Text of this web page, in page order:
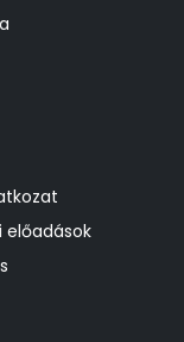
előadások